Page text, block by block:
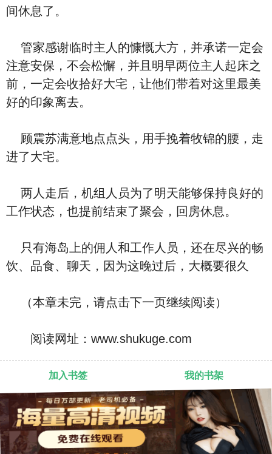
间休息了。
管家感谢临时主人的慷慨大方，并承诺一定会
注意安保，不会松懈，并且明早两位主人起床之
前，一定会收拾好大宅，让他们带着对这里最美
好的印象离去。
顾震苏满意地点点头，用手挽着牧锦的腰，走
进了大宅。
两人走后，机组人员为了明天能够保持良好的
工作状态，也提前结束了聚会，回房休息。
只有海岛上的佣人和工作人员，还在尽兴的畅
饮、品食、聊天，因为这晚过后，大概要很久
（本章未完，请点击下一页继续阅读）
阅读网址：www.shukuge.com
加入书签 我的书架